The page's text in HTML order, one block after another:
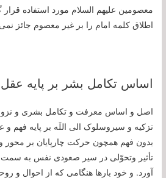
معصومين علیهم السلام مورد استفاده قرار
اطلاق کلمه امام را بر غیر معصوم جائز نمی
اساس تکامل بشر بر پایه
اصل و اساس معرفت و تكامل بشرى و نزول
تزكيه و سيروسلوک الى اللَه بر پايه
بدون فهم همچون حركت چارپايان بر محور
تأثير وتحوّلى در سير صعودى نفس به سمت
آورد. و خود بارها هنگامى كه از احوال و